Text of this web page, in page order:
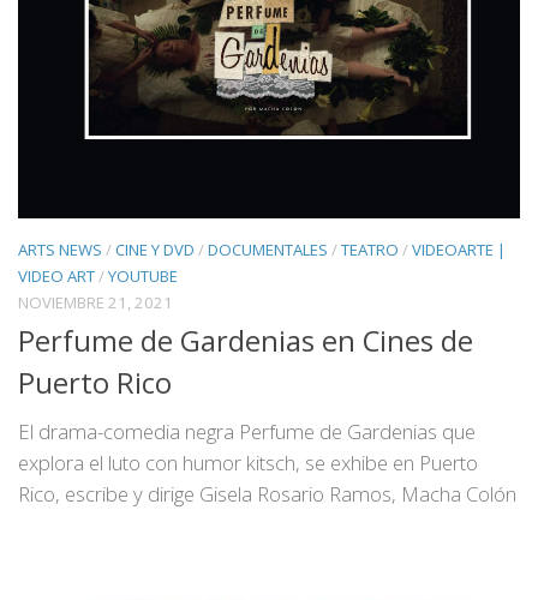
ARTS NEWS /CINE Y DVD /DOCUMENTALES /TEATRO /VIDEOARTE |
VIDEO ART/YOUTUBE
NOVIEMBRE 21, 2021
Perfume de Gardenias en Cines de
Puerto Rico
El drama-comedia negra Perfume de Gardenias que
explora el luto con humor kitsch, se exhibe en Puerto
Rico, escribe y dirige Gisela Rosario Ramos, Macha Colón